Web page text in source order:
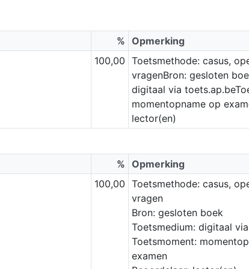
% Opmerking
100,00 Toetsmethode: casus,
vragenBron: gesloten
digitaal via
momentopname op
lector(en)
% Opmerking
100,00 Toetsmethode: casus,
vragen
Bron: gesloten boek
Toetsmedium: digitaal
Toetsmoment:
examen